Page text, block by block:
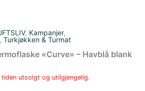
, Kampanjer,
,Turkjøkken & Turmat
«Curve» – Havblå blank
utsolgt og utilgjengelig.